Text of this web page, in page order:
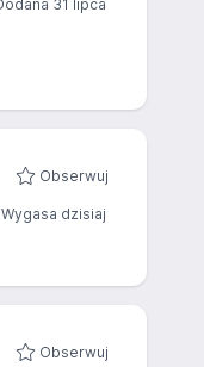
31 lipca
Obserwuj
Wygasa dzisiaj
Obserwuj